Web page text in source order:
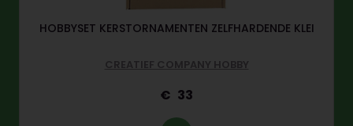
HOBBYSET KERSTORNAMENTEN ZELFHARDENDE KLEI
CREATIEF COMPANY HOBBY
33